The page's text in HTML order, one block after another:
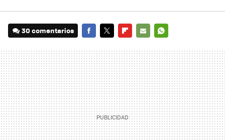
30 comentarios
MAIL